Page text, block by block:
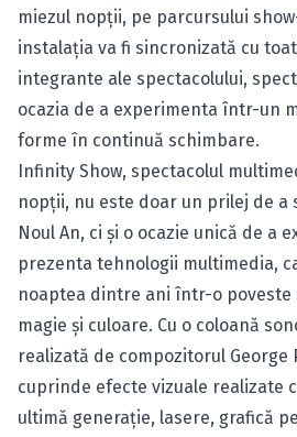
miezul nopții, pe parcursului
instalația va fi sincronizată cu
integrante ale spectacolului,
ocazia de a experimenta într-un
forme în continuă schimbare.
Infinity Show, spectacolul
nopții, nu este doar un prilej de
Noul An, ci și o ocazie unică de a
prezenta tehnologii multimedia,
noaptea dintre ani într-o poveste
magie și culoare. Cu o coloană
realizată de compozitorul George
cuprinde efecte vizuale realizate
ultimă generație, lasere, grafică